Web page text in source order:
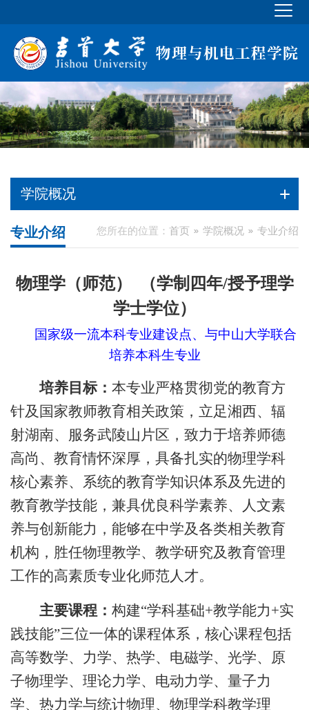
学院概况
您所在的位置： 首页 学院概况 专业介绍
专业介绍
物理学（师范） （学制四年/授予理学
学士学位）
国家级一流本科专业建设点、与中山大学联合
培养本科生专业
培养目标： 本专业严格贯彻党的教育方
针及国家教师教育相关政策，立足湘西、辐
射湖南、服务武陵山片区，致力于培养师德
高尚、教育情怀深厚，具备扎实的物理学科
核心素养、系统的教育学知识体系及先进的
教育教学技能，兼具优良科学素养、人文素
养与创新能力，能够在中学及各类相关教育
机构，胜任物理教学、教学研究及教育管理
工作的高素质专业化师范人才。
主要课程： 构建“学科基础+教学能力+实
践技能”三位一体的课程体系，核心课程包括
高等数学、力学、热学、电磁学、光学、原
子物理学、理论力学、电动力学、量子力
学、热力学与统计物理、物理学科教学理